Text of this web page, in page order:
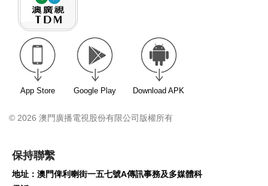
App Store Google Play Download APK
© 2026 澳門廣播電視股份有限公司版權所有
保持聯繫
地址：澳門俾利喇街一五七號A傳訊事務及多媒體科